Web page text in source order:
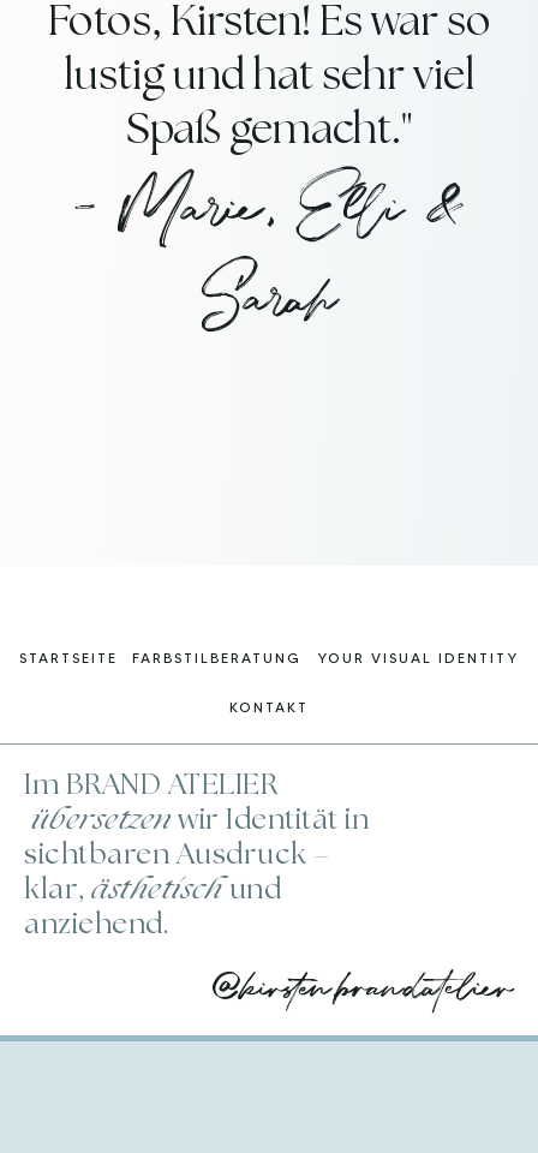
Fotos, Kirsten! Es war so
lustig und hat sehr viel
Spaß gemacht."
– Marie, Elli &
Sarah
STARTSEITE FARBSTILBERATUNG YOUR VISUAL IDENTITY
KONTAKT
Im BRAND ATELIER
übersetzen wir Identität in
sichtbaren Ausdruck –
klar, ästhetisch und
anziehend.
@kirsten.brandatelier